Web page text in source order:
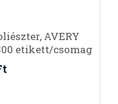
AVERY
etikett/csomag